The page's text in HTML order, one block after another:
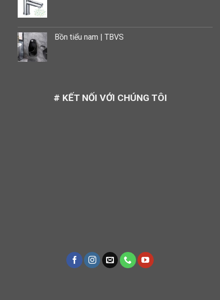
Bồn tiểu nam | TBVS
# KẾT NỐI VỚI CHÚNG TÔI